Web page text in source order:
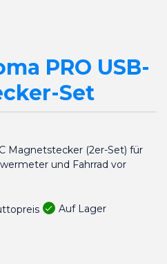
PRO USB-
Set
Magnetstecker (2er-Set) für
und Fahrrad vor
Auf Lager